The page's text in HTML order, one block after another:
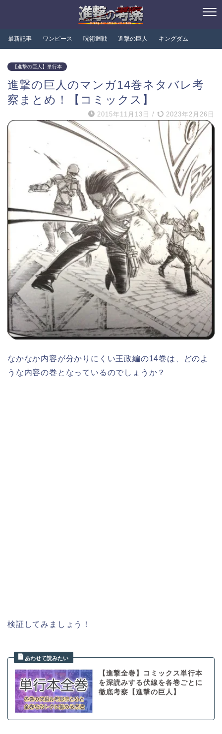
最新記事 ワンピース 呪術迴戦 進撃の巨人 キングダム
【進撃の巨人】単行本
進撃の巨人のマンガ14巻ネタバレ考
察まとめ！【コミックス】
2015年11月13日 / 2023年2月26日
なかなか内容が分かりにくい王政編の14巻は、どのよ
うな内容の巻となっているのでしょうか？
検証してみましょう！
【進撃全巻】コミックス単行本
を深読みする伏線を各巻ごとに
徹底考察【進撃の巨人】